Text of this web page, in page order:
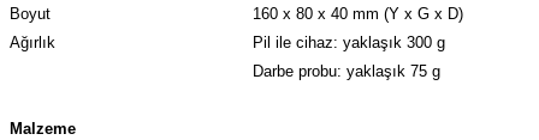
Boyut
160 x 80 x 40 mm (Y x G x D)
Ağırlık
Pil ile cihaz: yaklaşık 300 g
Darbe probu: yaklaşık 75 g
Malzeme